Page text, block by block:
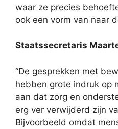
waar ze precies
ook een vorm van naar
Staatssecretaris
“De gesprekken met
hebben grote indruk op
aan dat zorg en
erg ver verwijderd zijn
Bijvoorbeeld omdat